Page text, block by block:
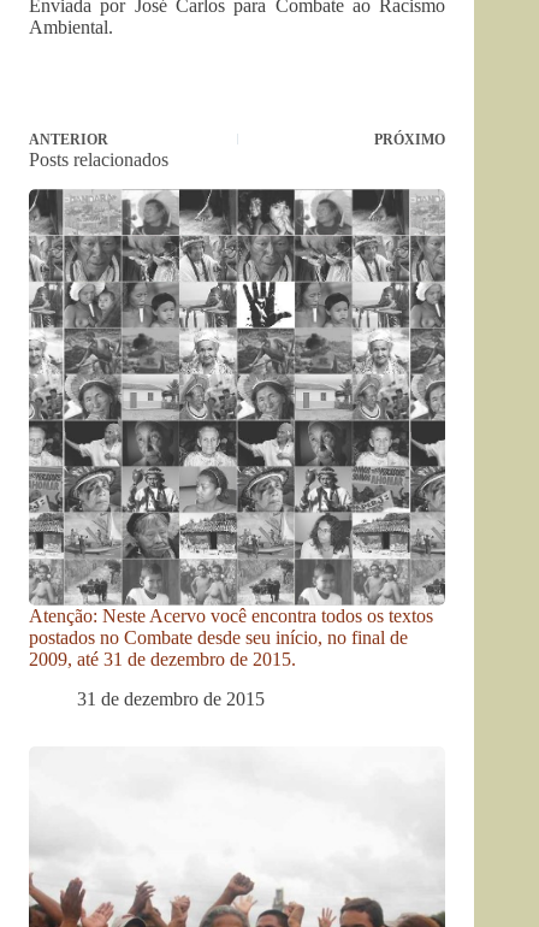
Enviada por José Carlos para Combate ao Racismo
Ambiental.
ANTERIOR PRÓXIMO
Posts relacionados
Atenção: Neste Acervo você encontra todos os textos
postados no Combate desde seu início, no final de
2009, até 31 de dezembro de 2015.
31 de dezembro de 2015